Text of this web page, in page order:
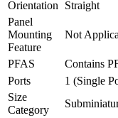
Orientation
Straight
Panel
Mounting
Feature
Not
PFAS
Contains
Ports
1 (Single
Size
Category